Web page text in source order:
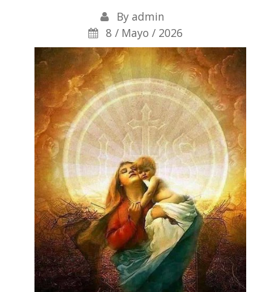
By admin
8 / Mayo / 2026